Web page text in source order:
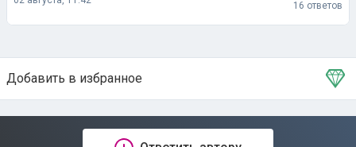
16 ответов
Добавить в избранное
Тема в избранном